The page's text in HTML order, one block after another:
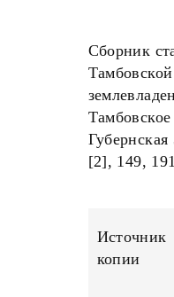
Сборник
[2], 149,
Источник
копии